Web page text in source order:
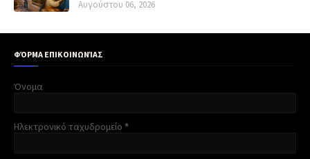
Αυγούστου 06, 2026
ΦΌΡΜΑ ΕΠΙΚΟΙΝΩΝΊΑΣ
Όνομα
Ηλεκτρονικό ταχυδρομείο *